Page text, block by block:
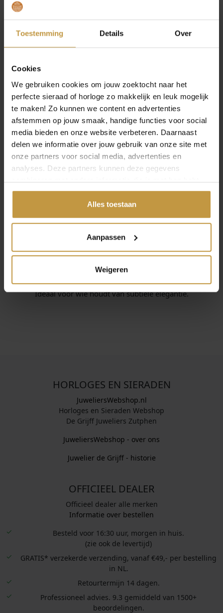
Toestemming Details Over
Cookies
We gebruiken cookies om jouw zoektocht naar het
perfecte sieraad of horloge zo makkelijk en leuk mogelijk
te maken! Zo kunnen we content en advertenties
afstemmen op jouw smaak, handige functies voor social
media bieden en onze website verbeteren. Daarnaast
delen we informatie over jouw gebruik van onze site met
onze partners voor social media, advertenties en
analyses. Deze partners kunnen deze gegevens
combineren met andere informatie die je met hen hebt
gedeeld of die ze hebben verzameld via jouw gebruik van
Alles toestaan
Aanpassen
Weigeren
INFORMATIE OVER CLIC DESIGN
Clic Design maakt minimalistische sieraden met een strak
eenvoud, kwaliteit en comfort. Gemaakt van aluminium
en edelstaal, licht van gewicht en makkelijk te dragen.
Ideaal voor wie houdt van subtiele elegantie.
HORLOGES EN SIERADEN
JuweliersWebshop.nl
Horloges en Sieraden Webshop
De Grijff Juweliers Zutphen
JuweliersWebshop - over ons
Juwelier de Grijff - historie
OFFICIEEL DEALER
Officieel dealer alle merken
Informatie over bestellen
Besteld voor 16:30 uur, morgen in huis.
(zie ook de levertijd)
GRATIS* verzekerde verzending, vanaf €49,- per bestelling
in NL.
Retourtermijn 14 dagen.
Professioneel advies. 9.3 gemiddeld van 1500+
beoordelingen.